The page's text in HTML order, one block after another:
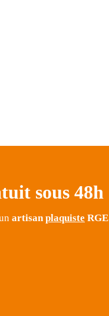
sous 48h
artisanplaquiste RGE